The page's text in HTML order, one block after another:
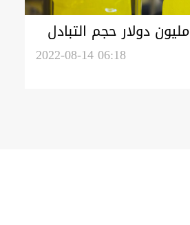
موقع عالمي: 150 مليون دولار حجم التبادل
2022-08-14 06:18